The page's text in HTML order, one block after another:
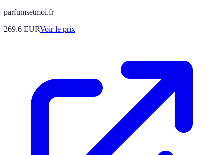
parfumsetmoi.fr
269.6 EURVoir le prix